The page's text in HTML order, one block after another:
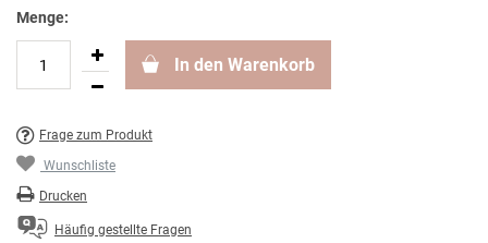
Menge:
In den Warenkorb
Frage zum Produkt
Wunschliste
Drucken
Häufig gestellte Fragen